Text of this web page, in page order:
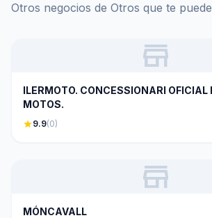
Otros negocios de Otros que te
store
ILERMOTO. CONCESSIONARI OFICIAL
MOTOS.
star9.9(0)
store
MÓNCAVALL